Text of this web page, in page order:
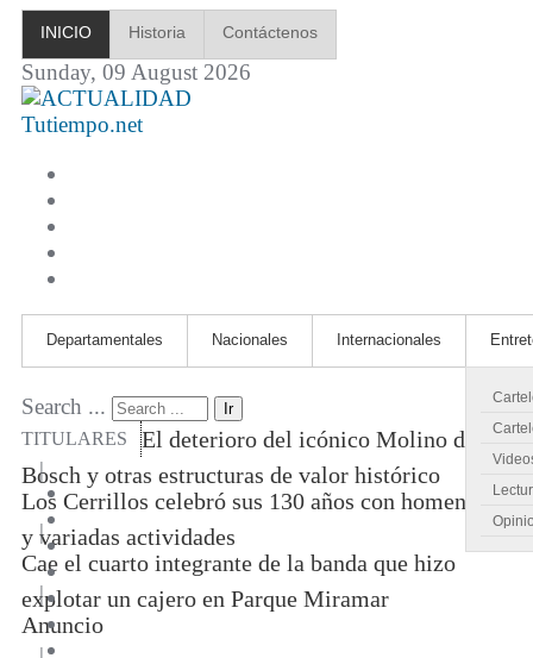
INICIO Historia Contáctenos
Sunday, 09 August 2026
Tutiempo.net
Departamentales Nacionales Internacionales
Search ... Ir
TITULARES
El deterioro del icónico Molino de
Bosch y otras estructuras de valor histórico
|
Los Cerrillos celebró sus 130 años con homenajes
y variadas actividades
|
Cae el cuarto integrante de la banda que hizo
explotar un cajero en Parque Miramar
|
Anuncio